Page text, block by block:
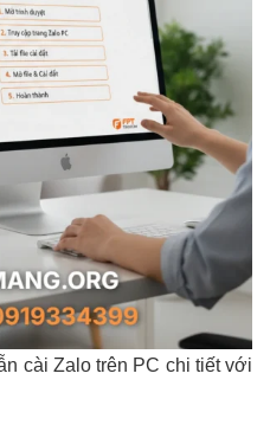
cài Zalo trên PC chi tiết với